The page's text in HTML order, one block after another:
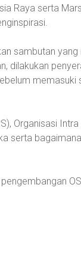
Raya serta
sambutan
dilakukan
Organisasi
serta